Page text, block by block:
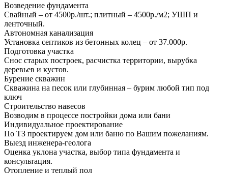
Возведение фундамента
Свайный – от 4500р./шт.; плитный – 4500р./м2; УШП и
ленточный.
Автономная канализация
Установка септиков из бетонных колец – от 37.000р.
Подготовка участка
Снос старых построек, расчистка территории, вырубка
деревьев и кустов.
Бурение скважин
Скважина на песок или глубинная – бурим любой тип под
ключ
Строительство навесов
Возводим в процессе постройки дома или бани
Индивидуальное проектирование
По ТЗ проектируем дом или баню по Вашим пожеланиям.
Выезд инженера-геолога
Оценка уклона участка, выбор типа фундамента и
консультация.
Отопление и теплый пол